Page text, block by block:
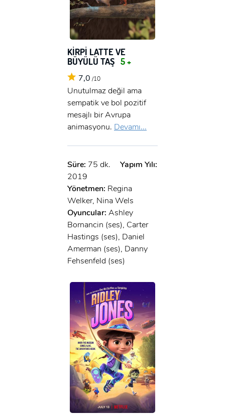
KİRPİ LATTE VE
BÜYÜLÜ TAŞ 5 +
7,0 /10
Unutulmaz değil ama
sempatik ve bol pozitif
mesajlı bir Avrupa
animasyonu. Devamı...
Süre: 75 dk.
Yapım Yılı:
2019
Yönetmen: Regina
Welker, Nina Wels
Oyuncular: Ashley
Bornancin (ses), Carter
Hastings (ses), Daniel
Amerman (ses), Danny
Fehsenfeld (ses)